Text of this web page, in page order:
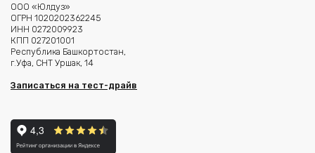
ООО «Юлдуз»
ОГРН 1020202362245
ИНН 0272009923
КПП 027201001
Республика Башкортостан,
г.Уфа, СНТ Уршак, 14
Записаться на тест-драйв